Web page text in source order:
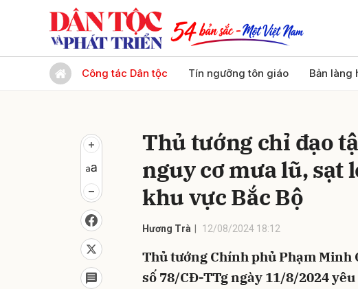
Công tác Dân tộc Tín ngưỡng tôn giáo Bản làng
Thủ tướng chỉ đạo
nguy cơ mưa lũ, sạt
khu vực Bắc Bộ
Hương Trà 12/08/2024 18:12
Thủ tướng Chính phủ Phạm Minh
số 78/CĐ-TTg ngày 11/8/2024
Gửi bình